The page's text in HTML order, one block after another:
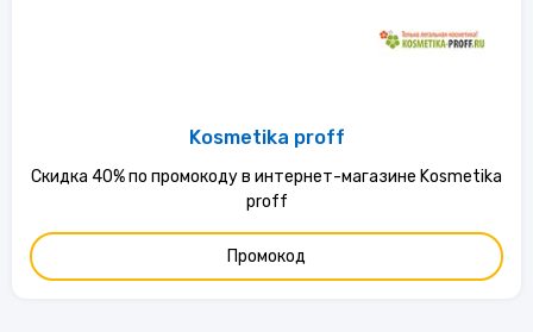
Kosmetika proff
Скидка 40% по промокоду в интернет-магазине Kosmetika
proff
Промокод